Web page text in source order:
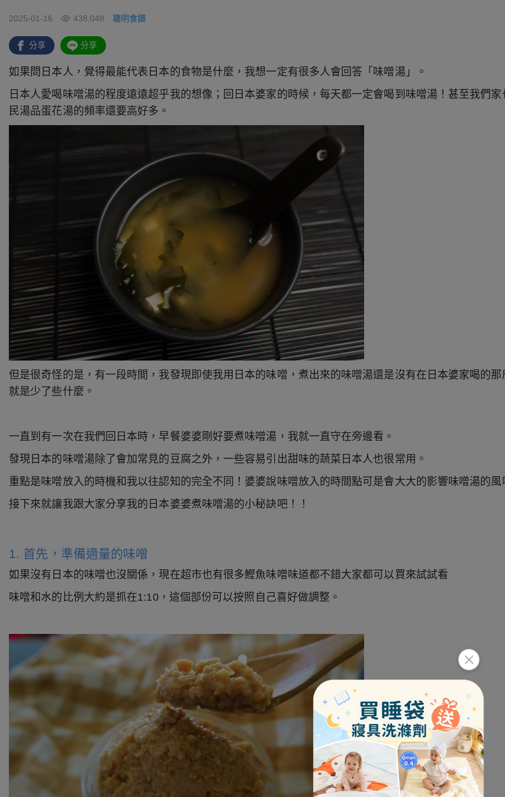
2025-01-16 438,048 聰明食譜
分享 分享
如果問日本人，覺得最能代表日本的食物是什麼，我想一定有很多人會回答「味噌湯」。
日本人愛喝味噌湯的程度遠遠超乎我的想像；回日本婆家的時候，每天都一定會喝到味噌湯！甚至我們
民湯品蛋花湯的頻率還要高好多。
但是很奇怪的是，有一段時間，我發現即使我用日本的味噌，煮出來的味噌湯還是沒有在日本婆家喝的
就是少了些什麼。
一直到有一次在我們回日本時，早餐婆婆剛好要煮味噌湯，我就一直守在旁邊看。
發現日本的味噌湯除了會加常見的豆腐之外，一些容易引出甜味的蔬菜日本人也很常用。
重點是味噌放入的時機和我以往認知的完全不同！婆婆說味噌放入的時間點可是會大大的影響味噌湯的風
接下來就讓我跟大家分享我的日本婆婆煮味噌湯的小秘訣吧！！
1. 首先，準備適量的味噌
如果沒有日本的味噌也沒關係，現在超市也有很多鰹魚味噌味道都不錯大家都可以買來試試看
味噌和水的比例大約是抓在1:10，這個部份可以按照自己喜好做調整。